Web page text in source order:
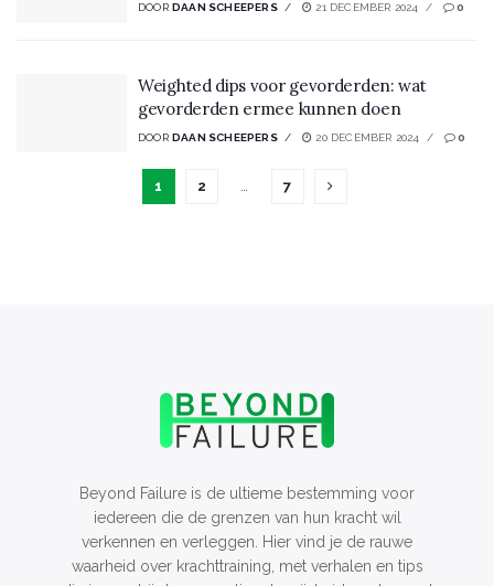
DOOR DAAN SCHEEPERS 21 DECEMBER 2024 0
Weighted dips voor gevorderden: wat
gevorderden ermee kunnen doen
DOOR DAAN SCHEEPERS 20 DECEMBER 2024 0
1 2 … 7
Beyond Failure is de ultieme bestemming voor
iedereen die de grenzen van hun kracht wil
verkennen en verleggen. Hier vind je de rauwe
waarheid over krachttraining, met verhalen en tips